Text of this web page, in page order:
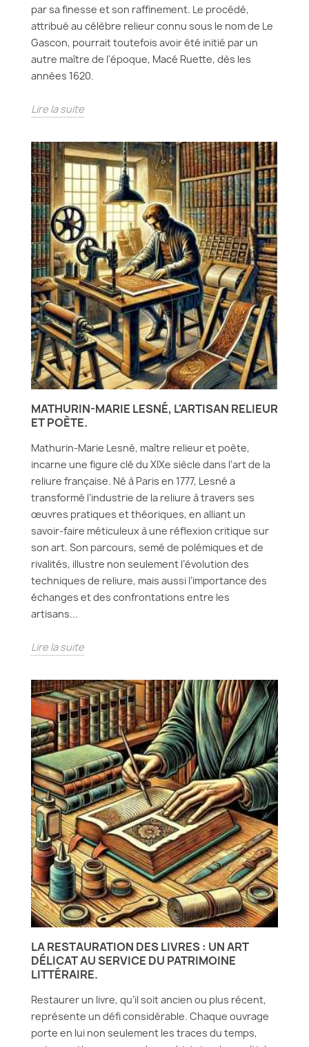
par sa finesse et son raffinement. Le procédé,
attribué au célèbre relieur connu sous le nom de Le
Gascon, pourrait toutefois avoir été initié par un
autre maître de l'époque, Macé Ruette, dès les
années 1620.
Lire la suite
MATHURIN-MARIE LESNÉ, L'ARTISAN RELIEUR
ET POÈTE.
Mathurin-Marie Lesné, maître relieur et poète,
incarne une figure clé du XIXe siècle dans l’art de la
reliure française. Né à Paris en 1777, Lesné a
transformé l’industrie de la reliure à travers ses
œuvres pratiques et théoriques, en alliant un
savoir-faire méticuleux à une réflexion critique sur
son art. Son parcours, semé de polémiques et de
rivalités, illustre non seulement l’évolution des
techniques de reliure, mais aussi l’importance des
échanges et des confrontations entre les
artisans...
Lire la suite
LA RESTAURATION DES LIVRES : UN ART
DÉLICAT AU SERVICE DU PATRIMOINE
LITTÉRAIRE.
Restaurer un livre, qu’il soit ancien ou plus récent,
représente un défi considérable. Chaque ouvrage
porte en lui non seulement les traces du temps,